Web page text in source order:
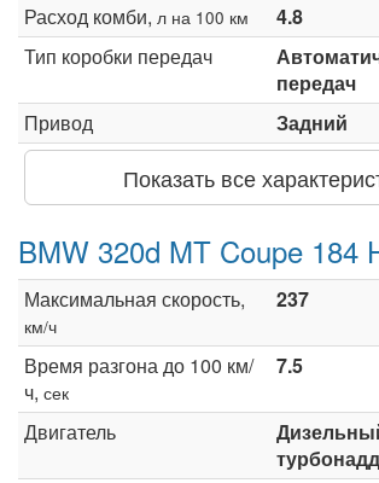
Расход комби, л на 100 км
4.8
Тип коробки передач
передач
Привод
Задний
Показать все
BMW 320d MT Coupe 184
Максимальная скорость,
км/ч
237
Время разгона до 100 км/
ч, сек
7.5
Двигатель